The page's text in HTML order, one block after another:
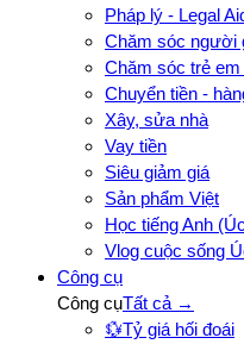
Pháp lý - Legal
Chăm sóc người
Chăm sóc trẻ
Chuyển tiền -
Xây, sửa nhà
Vay tiền
Siêu giảm giá
Sản phẩm Việt
Học tiếng Anh
Vlog cuộc sống
Công cụ
Công cụTất cả →
💱Tỷ giá hối đoái